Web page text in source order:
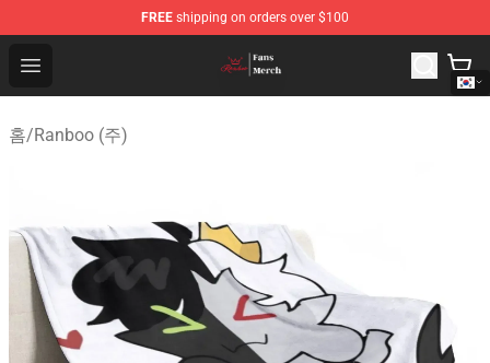
FREE shipping on orders over $100
Open menu
Ranboo Shop - Official Ranboo Merchandise Store
홈/Ranboo (주)